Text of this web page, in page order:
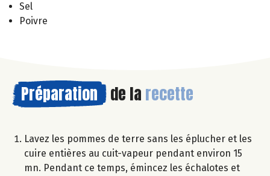
Sel
Poivre
Préparation de la recette
Lavez les pommes de terre sans les éplucher et les
cuire entières au cuit-vapeur pendant environ 15
mn. Pendant ce temps, émincez les échalotes et